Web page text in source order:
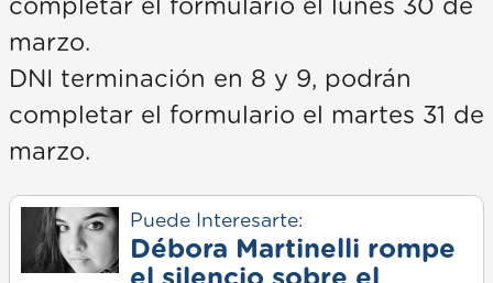
completar el formulario el lunes 30 de
marzo.
DNI terminación en 8 y 9, podrán
completar el formulario el martes 31 de
marzo.
Puede Interesarte:
Débora Martinelli rompe